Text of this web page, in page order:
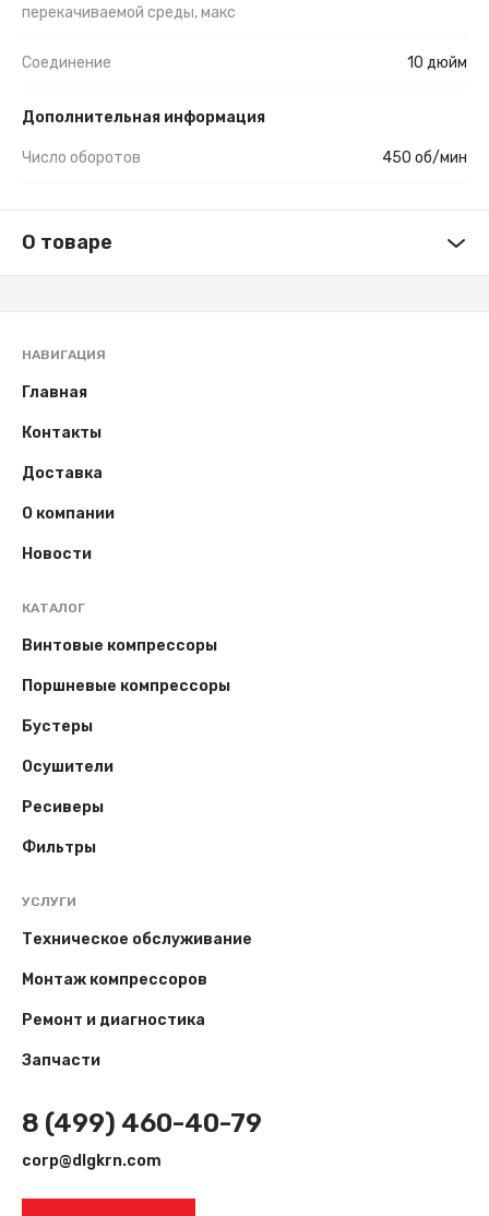
перекачиваемой среды, макс
Соединение 10 дюйм
Дополнительная информация
Число оборотов 450 об/мин
О товаре
НАВИГАЦИЯ
Главная
Контакты
Доставка
О компании
Новости
КАТАЛОГ
Винтовые компрессоры
Поршневые компрессоры
Бустеры
Осушители
Ресиверы
Фильтры
УСЛУГИ
Техническое обслуживание
Монтаж компрессоров
Ремонт и диагностика
Запчасти
8 (499) 460-40-79
corp@dlgkrn.com